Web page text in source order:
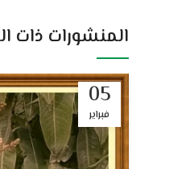
المنشورات ذات
05
فبراير